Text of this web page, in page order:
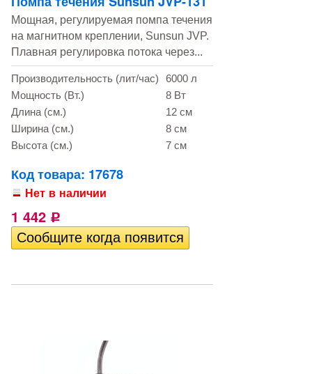
Мощная, регулируемая помпа течения
на магнитном креплении, Sunsun JVP.
Плавная регулировка потока через...
Производительность (лит/час)
6000 л
Мощность (Вт.)
8 Вт
Длина (см.)
12 см
Ширина (см.)
8 см
Высота (см.)
7 см
Код товара: 17678
Нет в наличии
1 442 Р